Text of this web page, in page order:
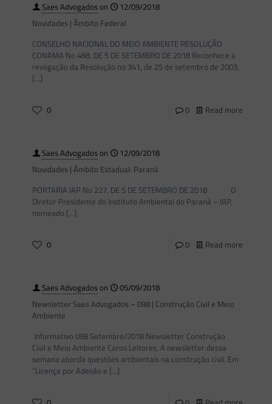
Saes Advogadoson
12/09/2018
Novidades | Âmbito Federal
CONSELHO NACIONAL DO MEIO AMBIENTE RESOLUÇÃO
CONAMA No 488, DE 5 DE SETEMBRO DE 2018 Reconhece a
revogação da Resolução no 341, de 25 de setembro de 2003,
[…]
0 0 Read more
Saes Advogadoson
12/09/2018
Novidades | Âmbito Estadual: Paraná
PORTARIA IAP No 227, DE 5 DE SETEMBRO DE 2018 O
Diretor Presidente do Instituto Ambiental do Paraná – IAP,
nomeado […]
0 0 Read more
Saes Advogadoson
05/09/2018
Newsletter Saes Advogados – 098 | Construção Civil e Meio
Ambiente
Informativo 098 Setembro/2018 Newsletter Construção
Civil e Meio Ambiente Caros Leitores, A newsletter dessa
semana aborda questões ambientais na construção civil. Em
“Licença por Adesão e […]